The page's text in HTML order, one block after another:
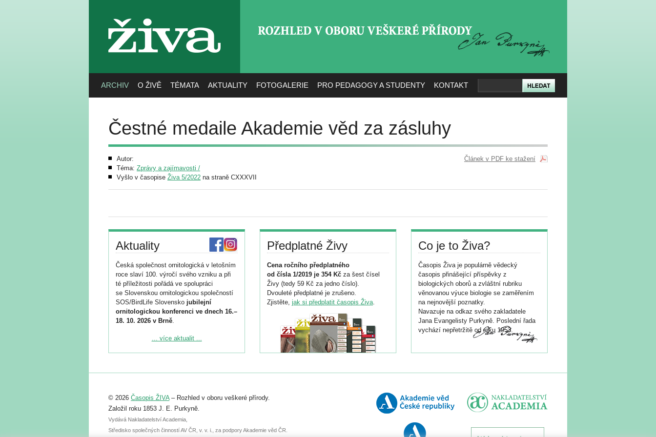
živa
ARCHIV O ŽIVĚ TÉMATA AKTUALITY FOTOGALERIE PRO PEDAGOGY A STUDENTY KONTAKT
Čestné medaile Akademie věd za zásluhy
Autor:
Téma: Zprávy a zajímavosti /
Vyšlo v časopise Živa 5/2022 na straně CXXXVII
Článek v PDF ke stažení
Aktuality
Česká společnost ornitologická v letošním
roce slaví 100. výročí svého vzniku a při
té příležitosti pořádá ve spolupráci
se Slovenskou ornitologickou společností
SOS/BirdLife Slovensko jubilejní
ornitologickou konferenci ve dnech 16.–
18. 10. 2026 v Brně.
Podrobnější informace ke konferenci
Registrovat se můžete do 6. září.
abstraktu přihlášené přednášky nebo
posteru je už 30. června.
... více aktualit ...
Předplatné Živy
Cena ročního předplatného
od čísla 1/2019 je 354 Kč za šest čísel
Živy (tedy 59 Kč za jedno číslo).
Dvouleté předplatné je zrušeno.
Zjistěte, jak si předplatit časopis Živa.
Co je to Živa?
Časopis Živa je populárně vědecký
časopis přinášející příspěvky z
biologických oborů a zvláštní rubriku
věnovanou výuce biologie se zaměřením
na nejnovější poznatky.
Navazuje na odkaz svého zakladatele
Jana Evangelisty Purkyně. Poslední řada
vychází nepřetržitě od roku 1953.
© 2026 Časopis ŽIVA– Rozhled v oboru veškeré přírody.
Založil roku 1853 J. E. Purkyně.
Vydává Nakladatelství Academia,
Středisko společných činností AV ČR, v. v. i., za podpory Akademie věd ČR.